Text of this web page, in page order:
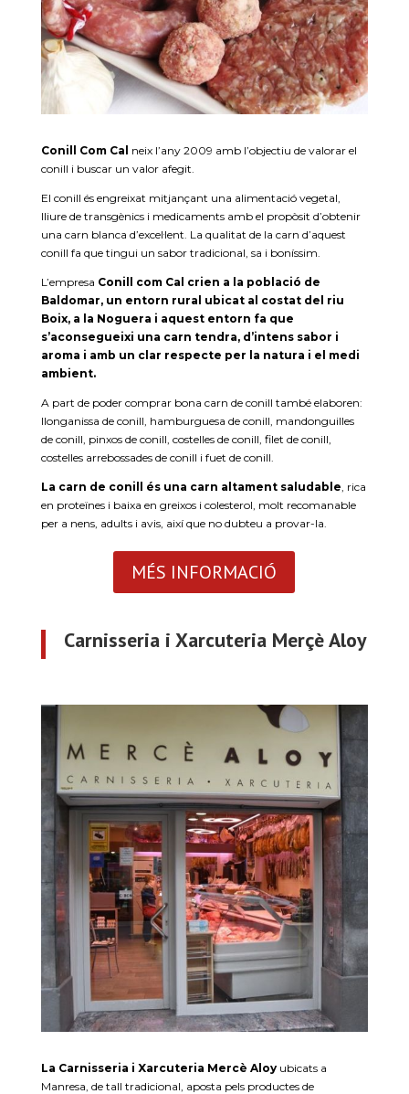
Conill Com Cal neix l’any 2009 amb l’objectiu de valorar el
conill i buscar un valor afegit.
El conill és engreixat mitjançant una alimentació vegetal,
lliure de transgènics i medicaments amb el propòsit d’obtenir
una carn blanca d’excel·lent. La qualitat de la carn d’aquest
conill fa que tingui un sabor tradicional, sa i boníssim.
L’empresa Conill com Cal crien a la població de
Baldomar, un entorn rural ubicat al costat del riu
Boix, a la Noguera i aquest entorn fa que
s’aconsegueixi una carn tendra, d’intens sabor i
aroma i amb un clar respecte per la natura i el medi
ambient.
A part de poder comprar bona carn de conill també elaboren:
llonganissa de conill, hamburguesa de conill, mandonguilles
de conill, pinxos de conill, costelles de conill, filet de conill,
costelles arrebossades de conill i fuet de conill.
La carn de conill és una carn altament saludable , rica
en proteïnes i baixa en greixos i colesterol, molt recomanable
per a nens, adults i avis, així que no dubteu a provar-la.
MÉS INFORMACIÓ
Carnisseria i Xarcuteria Merçè Aloy
La Carnisseria i Xarcuteria Mercè Aloyubicats a
Manresa, de tall tradicional, aposta pels productes de